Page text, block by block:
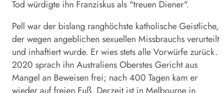
Tod würdigte ihn Franziskus als "treuen Diener".
Pell war der bislang ranghöchste katholische Geistliche,
der wegen angeblichen sexuellen Missbrauchs verurteilt
und inhaftiert wurde. Er wies stets alle Vorwürfe zurück.
2020 sprach ihn Australiens Oberstes Gericht aus
Mangel an Beweisen frei; nach 400 Tagen kam er